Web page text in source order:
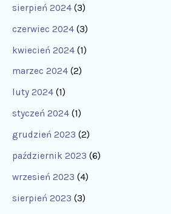
sierpień 2024 (3)
czerwiec 2024 (3)
kwiecień 2024 (1)
marzec 2024 (2)
luty 2024 (1)
styczeń 2024 (1)
grudzień 2023 (2)
październik 2023 (6)
wrzesień 2023 (4)
sierpień 2023 (3)